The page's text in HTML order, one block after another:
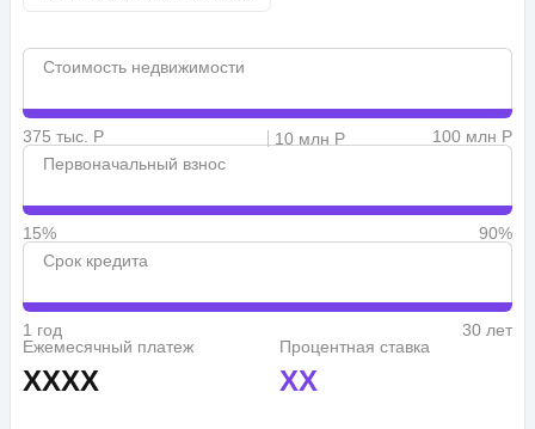
Стоимость недвижимости
375 тыс. Р 10 млн Р
100 млн Р
Первоначальный взнос
15%
90%
Срок кредита
1 год
30 лет
Ежемесячный платеж
XXXX
Процентная ставка
XX